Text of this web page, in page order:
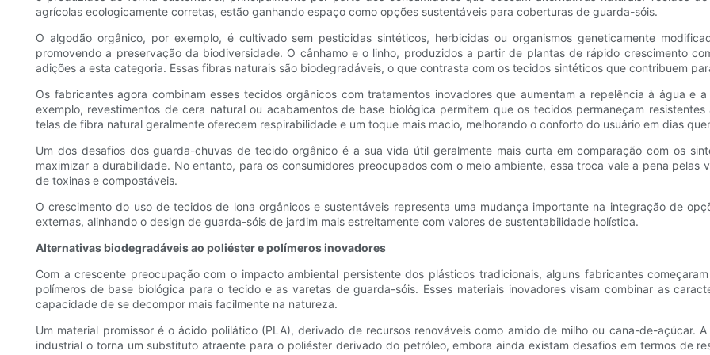
agrícolas ecologicamente corretas, estão ganhando espaço como opções sustentáveis ​​para coberturas de guarda-sóis.
O algodão orgânico, por exemplo, é cultivado sem pesticidas sintéticos, herbicidas ou organismos geneticamente
promovendo a preservação da biodiversidade. O cânhamo e o linho, produzidos a partir de plantas de rápido crescimento
adições a esta categoria. Essas fibras naturais são biodegradáveis, o que contrasta com os tecidos sintéticos que contribuem
Os fabricantes agora combinam esses tecidos orgânicos com tratamentos inovadores que aumentam a repelência à água e
exemplo, revestimentos de cera natural ou acabamentos de base biológica permitem que os tecidos permaneçam
telas de fibra natural geralmente oferecem respirabilidade e um toque mais macio, melhorando o conforto do usuário em dias
Um dos desafios dos guarda-chuvas de tecido orgânico é a sua vida útil geralmente mais curta em comparação com os
maximizar a durabilidade. No entanto, para os consumidores preocupados com o meio ambiente, essa troca vale a pena
de toxinas e compostáveis.
O crescimento do uso de tecidos de lona orgânicos e sustentáveis ​​representa uma mudança importante na integração de
externas, alinhando o design de guarda-sóis de jardim mais estreitamente com valores de sustentabilidade holística.
Alternativas biodegradáveis ​​ao poliéster e polímeros inovadores
Com a crescente preocupação com o impacto ambiental persistente dos plásticos tradicionais, alguns fabricantes
polímeros de base biológica para o tecido e as varetas de guarda-sóis. Esses materiais inovadores visam combinar as
capacidade de se decompor mais facilmente na natureza.
Um material promissor é o ácido polilático (PLA), derivado de recursos renováveis ​​como amido de milho ou cana-de-açúcar.
industrial o torna um substituto atraente para o poliéster derivado do petróleo, embora ainda existam desafios em termos de